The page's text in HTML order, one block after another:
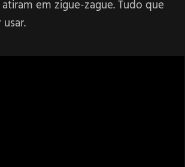
em zigue-zague. Tudo que